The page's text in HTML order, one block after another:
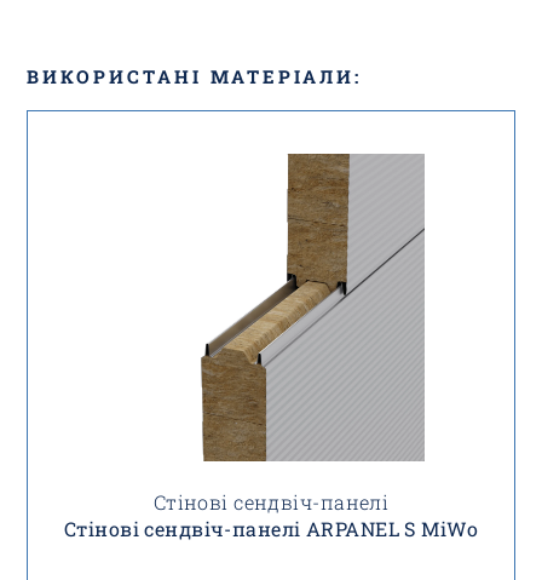
ВИКОРИСТАНІ МАТЕРІАЛИ:
Стінові сендвіч-панелі
Стінові сендвіч-панелі ARPANEL S MiWo